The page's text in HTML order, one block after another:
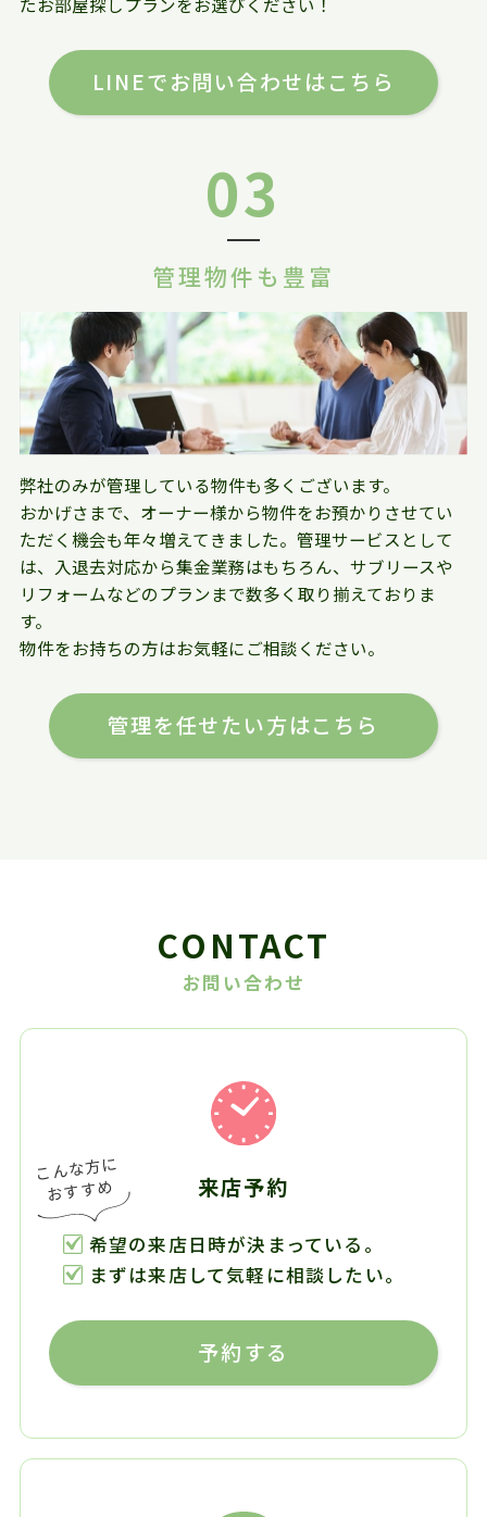
LINEでお問い合わせはこちら
03
管理物件も豊富
弊社のみが管理している物件も多くございます。
おかげさまで、オーナー様から物件をお預かりさせてい
ただく機会も年々増えてきました。管理サービスとして
は、入退去対応から集金業務はもちろん、サブリースや
リフォームなどのプランまで数多く取り揃えておりま
す。
物件をお持ちの方はお気軽にご相談ください。
管理を任せたい方はこちら
CONTACT
お問い合わせ
来店予約
希望の来店日時が決まっている。
まずは来店して気軽に相談したい。
予約する